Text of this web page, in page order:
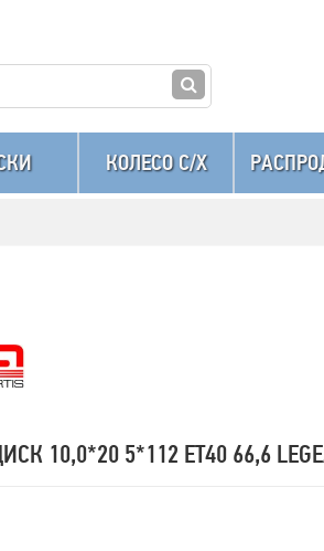
КОЛЕСО C/X
10,0*20 5*112 ET40 66,6